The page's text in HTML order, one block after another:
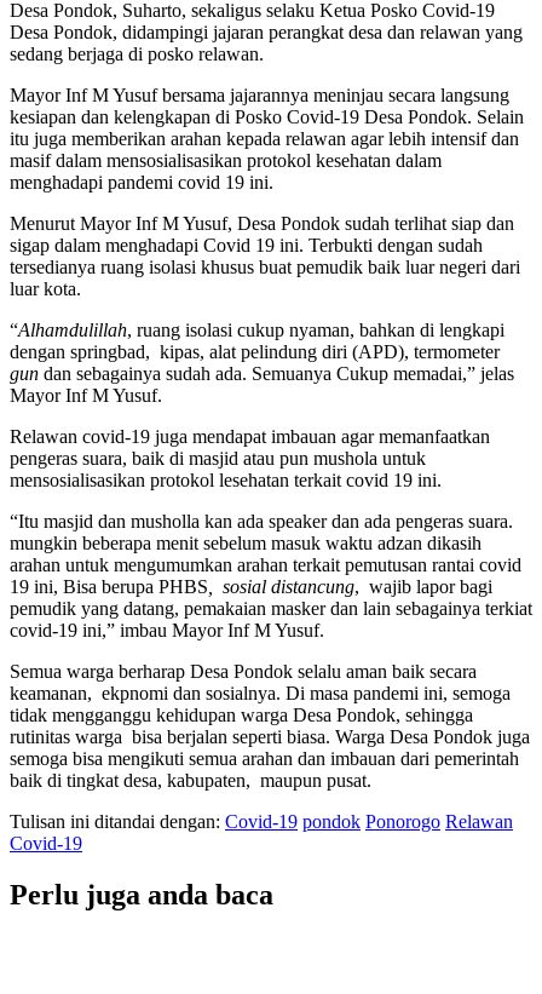
Desa Pondok, Suharto, sekaligus selaku Ketua Posko Covid-19
Desa Pondok, didampingi jajaran perangkat desa dan relawan yang
sedang berjaga di posko relawan.
Mayor Inf M Yusuf bersama jajarannya meninjau secara langsung
kesiapan dan kelengkapan di Posko Covid-19 Desa Pondok. Selain
itu juga memberikan arahan kepada relawan agar lebih intensif dan
masif dalam mensosialisasikan protokol kesehatan dalam
menghadapi pandemi covid 19 ini.
Menurut Mayor Inf M Yusuf, Desa Pondok sudah terlihat siap dan
sigap dalam menghadapi Covid 19 ini. Terbukti dengan sudah
tersedianya ruang isolasi khusus buat pemudik baik luar negeri dari
luar kota.
“Alhamdulillah, ruang isolasi cukup nyaman, bahkan di lengkapi
dengan springbad, kipas, alat pelindung diri (APD), termometer
gun dan sebagainya sudah ada. Semuanya Cukup memadai,” jelas
Mayor Inf M Yusuf.
Relawan covid-19 juga mendapat imbauan agar memanfaatkan
pengeras suara, baik di masjid atau pun mushola untuk
mensosialisasikan protokol lesehatan terkait covid 19 ini.
“Itu masjid dan musholla kan ada speaker dan ada pengeras suara.
mungkin beberapa menit sebelum masuk waktu adzan dikasih
arahan untuk mengumumkan arahan terkait pemutusan rantai covid
19 ini, Bisa berupa PHBS
sosial distancung, wajib lapor bagi
pemudik yang datang, pemakaian masker dan lain sebagainya terkiat
covid-19 ini,” imbau Mayor Inf M Yusuf.
Semua warga berharap Desa Pondok selalu aman baik secara
keamanan, ekpnomi dan sosialnya. Di masa pandemi ini, semoga
tidak mengganggu kehidupan warga Desa Pondok, sehingga
rutinitas warga bisa berjalan seperti biasa. Warga Desa Pondok juga
semoga bisa mengikuti semua arahan dan imbauan dari pemerintah
baik di tingkat desa, kabupaten, maupun pusat.
Tulisan ini ditandai dengan: Covid-19 pondok Ponorogo Relawan
Covid-19
Perlu juga anda baca